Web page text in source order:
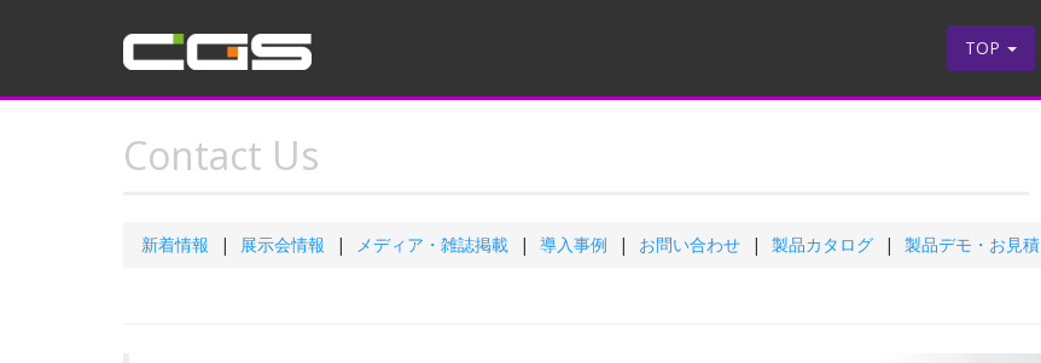
TOP
Contact Us
新着情報 展示会情報 メディア・雑誌掲載 導入事例 お問い合わせ 製品カタログ 製品デモ・お見積